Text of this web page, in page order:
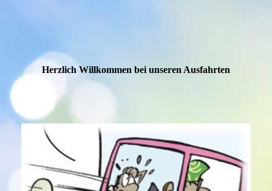
Herzlich Willkommen bei unseren Ausfahrten